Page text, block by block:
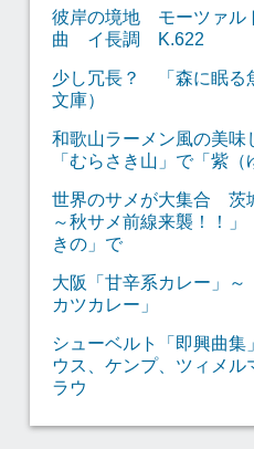
彼岸の境地 モーツァル
曲 イ長調 K.622
少し冗長？ 「森に眠
文庫）
和歌山ラーメン風の美
「むらさき山」で「紫（
世界のサメが大集合 茨
～秋サメ前線来襲！！
きの」で
大阪「甘辛系カレー」
カツカレー」
シューベルト「即興曲集
ウス、ケンプ、ツィメ
ラウ